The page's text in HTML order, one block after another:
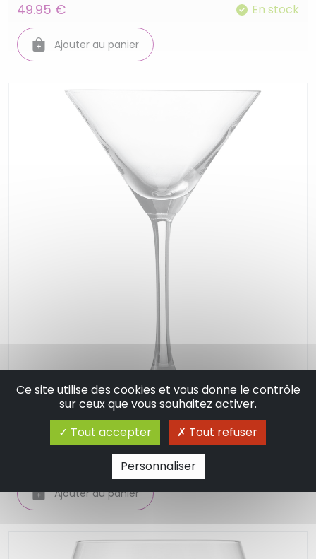
49.95 €
En stock
Ajouter au panier
Special bar lot de 6 verres a martini - schott
zwiesel
Ajouter au panier
Ce site utilise des cookies et vous donne le contrôle
sur ceux que vous souhaitez activer.
Tout accepter
Tout refuser
Personnaliser